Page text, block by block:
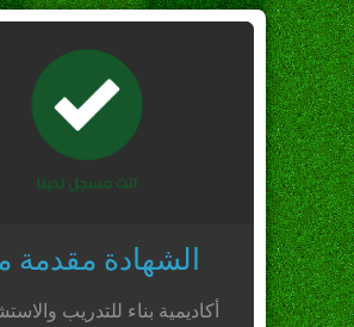
الشهادة مقدمة
أكاديمية بناء للتدريب